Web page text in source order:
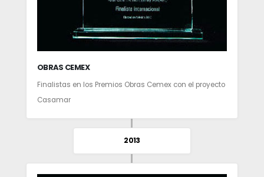
OBRAS CEMEX
Finalistas en los Premios Obras Cemex con el proyecto
Casamar
2013